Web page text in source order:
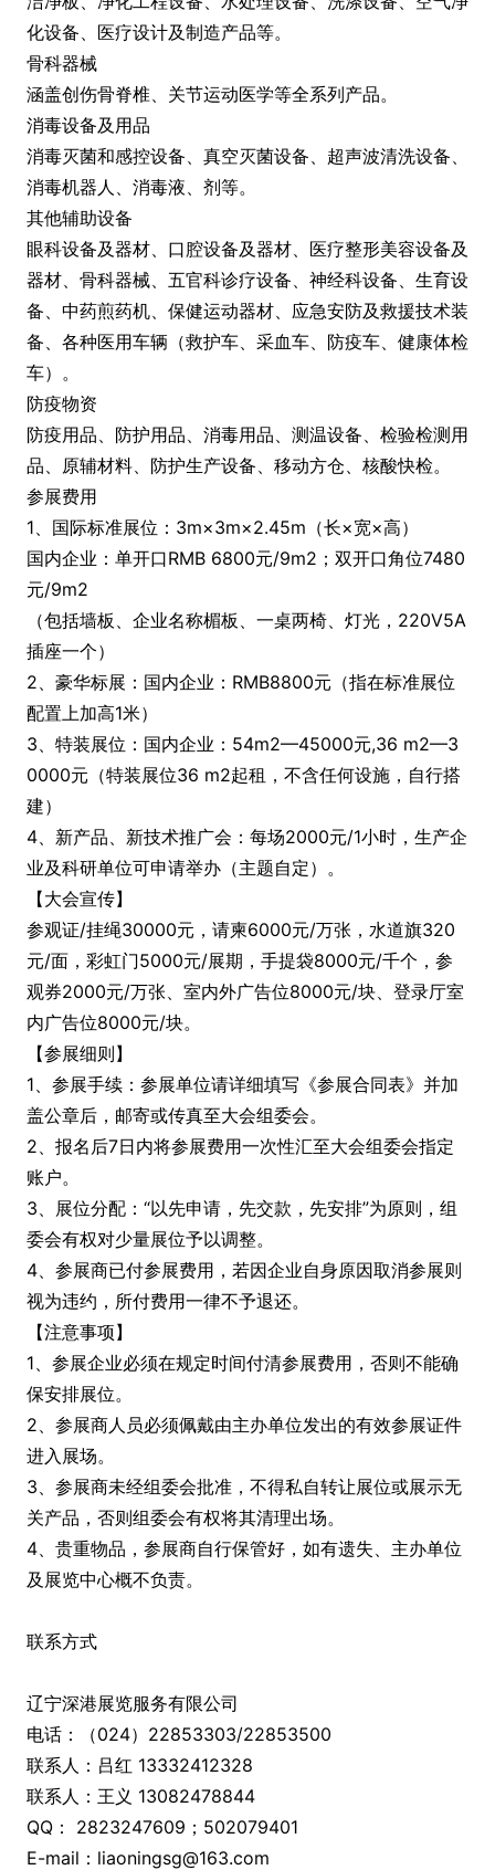
化设备、医疗设计及制造产品等。
骨科器械
涵盖创伤骨脊椎、关节运动医学等全系列产品。
消毒设备及用品
消毒灭菌和感控设备、真空灭菌设备、超声波清洗设备、
消毒机器人、消毒液、剂等。
其他辅助设备
眼科设备及器材、口腔设备及器材、医疗整形美容设备及
器材、骨科器械、五官科诊疗设备、神经科设备、生育设
备、中药煎药机、保健运动器材、应急安防及救援技术装
备、各种医用车辆（救护车、采血车、防疫车、健康体检
车）。
防疫物资
防疫用品、防护用品、消毒用品、测温设备、检验检测用
品、原辅材料、防护生产设备、移动方仓、核酸快检。
参展费用
1、国际标准展位：3m×3m×2.45m（长×宽×高）
国内企业：单开口RMB 6800元/9m2；双开口角位7480
元/9m2
（包括墙板、企业名称楣板、一桌两椅、灯光，220V5A
插座一个）
2、豪华标展：国内企业：RMB8800元（指在标准展位
配置上加高1米）
3、特装展位：国内企业：54m2—45000元,36 m2—3
0000元（特装展位36 m2起租，不含任何设施，自行搭
建）
4、新产品、新技术推广会：每场2000元/1小时，生产企
业及科研单位可申请举办（主题自定）。
【大会宣传】
参观证/挂绳30000元，请柬6000元/万张，水道旗320
元/面，彩虹门5000元/展期，手提袋8000元/千个，参
观券2000元/万张、室内外广告位8000元/块、登录厅室
内广告位8000元/块。
【参展细则】
1、参展手续：参展单位请详细填写《参展合同表》并加
盖公章后，邮寄或传真至大会组委会。
2、报名后7日内将参展费用一次性汇至大会组委会指定
账户。
3、展位分配：“以先申请，先交款，先安排”为原则，组
委会有权对少量展位予以调整。
4、参展商已付参展费用，若因企业自身原因取消参展则
视为违约，所付费用一律不予退还。
【注意事项】
1、参展企业必须在规定时间付清参展费用，否则不能确
保安排展位。
2、参展商人员必须佩戴由主办单位发出的有效参展证件
进入展场。
3、参展商未经组委会批准，不得私自转让展位或展示无
关产品，否则组委会有权将其清理出场。
4、贵重物品，参展商自行保管好，如有遗失、主办单位
及展览中心概不负责。
联系方式
辽宁深港展览服务有限公司
电话：（024）22853303/22853500
联系人：吕红 13332412328
联系人：王义 13082478844
QQ： 2823247609；502079401
E-mail：liaoningsg@163.com